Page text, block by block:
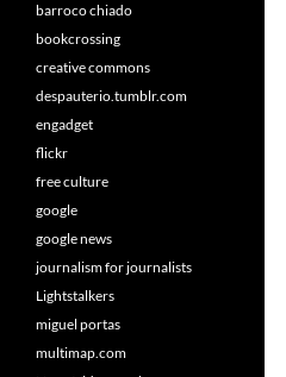
barroco chiado
bookcrossing
creative commons
despauterio.tumblr.com
engadget
flickr
free culture
google
google news
journalism for journalists
Lightstalkers
miguel portas
multimap.com